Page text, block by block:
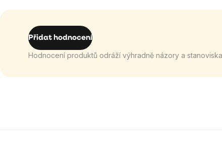
Přidat hodnocení
Hodnocení produktů odráží výhradně názory a